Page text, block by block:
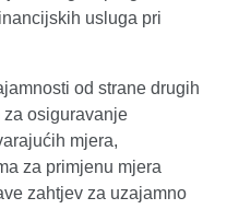
usluga pri
od strane drugih
osiguravanje
mjera,
za primjenu mjera
zahtjev za uzajamno